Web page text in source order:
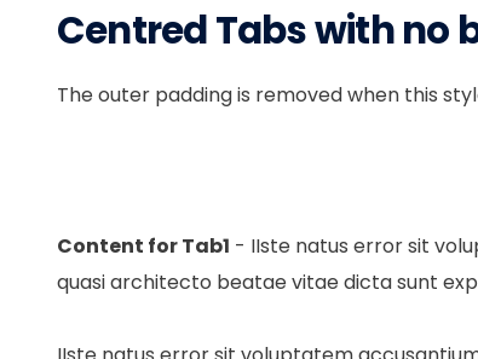
Centred Tabs with no
The outer padding is removed when this
Content for Tab1 - IIste natus error sit
quasi architecto beatae vitae dicta sunt